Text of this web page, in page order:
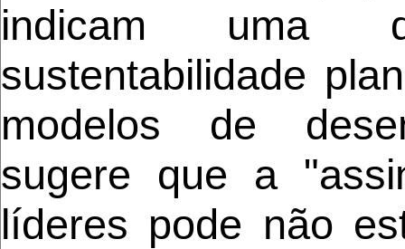
indicam uma
sustentabilidade
modelos de
sugere que a
líderes pode não